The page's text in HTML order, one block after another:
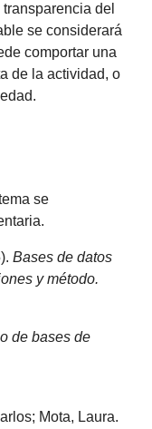
del
se considerará
comportar una
de la actividad, o
se
Bases de datos
ymétodo.
de bases de
Mota, Laura.